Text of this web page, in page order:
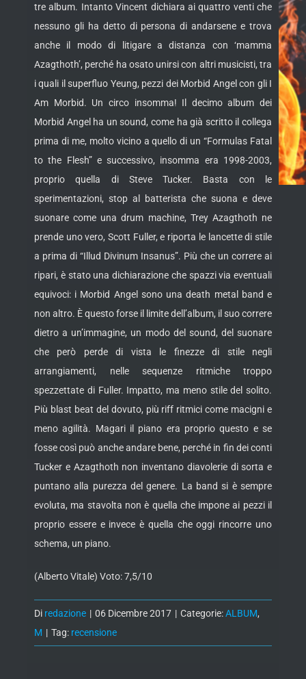
tre album. Intanto Vincent dichiara ai quattro venti che
nessuno gli ha detto di persona di andarsene e trova
anche il modo di litigare a distanza con ‘mamma
Azagthoth’, perché ha osato unirsi con altri musicisti, tra
i quali il superfluo Yeung, pezzi dei Morbid Angel con gli I
Am Morbid. Un circo insomma! Il decimo album dei
Morbid Angel ha un sound, come ha già scritto il collega
prima di me, molto vicino a quello di un “Formulas Fatal
to the Flesh” e successivo, insomma era 1998-2003,
proprio quella di Steve Tucker. Basta con le
sperimentazioni, stop al batterista che suona e deve
suonare come una drum machine, Trey Azagthoth ne
prende uno vero, Scott Fuller, e riporta le lancette di stile
a prima di “Illud Divinum Insanus”. Più che un correre ai
ripari, è stato una dichiarazione che spazzi via eventuali
equivoci: i Morbid Angel sono una death metal band e
non altro. È questo forse il limite dell’album, il suo correre
dietro a un’immagine, un modo del sound, del suonare
che però perde di vista le finezze di stile negli
arrangiamenti, nelle sequenze ritmiche troppo
spezzettate di Fuller. Impatto, ma meno stile del solito.
Più blast beat del dovuto, più riff ritmici come macigni e
meno agilità. Magari il piano era proprio questo e se
fosse così può anche andare bene, perché in fin dei conti
Tucker e Azagthoth non inventano diavolerie di sorta e
puntano alla purezza del genere. La band si è sempre
evoluta, ma stavolta non è quella che impone ai pezzi il
proprio essere e invece è quella che oggi rincorre uno
schema, un piano.
(Alberto Vitale) Voto: 7,5/10
Di redazione | 06 Dicembre 2017 | Categorie:ALBUM,
M | Tag: recensione